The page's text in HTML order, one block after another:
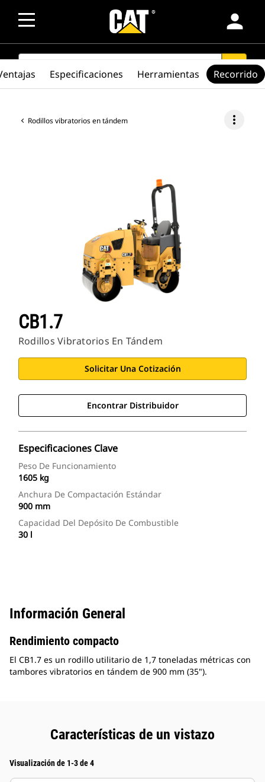
person
SEARCH search
Rodillos vibratorios en tándem more_vert
CB1.7
Rodillos Vibratorios En Tándem
Solicitar Una Cotización
Encontrar Distribuidor
Especificaciones Clave
Peso De Funcionamiento
1605 kg
Anchura De Compactación Estándar
900 mm
Capacidad Del Depósito De Combustible
30 l
Especificaciones Herramientas Recorrido
Información General
Rendimiento compacto
El CB1.7 es un rodillo utilitario de 1,7 toneladas métricas con
tambores vibratorios en tándem de 900 mm (35").
Características de un vistazo
Visualización de 1-3 de 4